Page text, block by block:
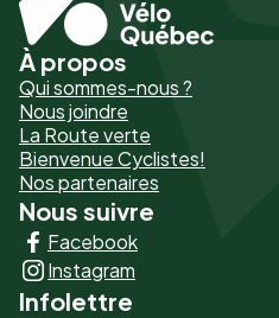
Pied
de
page
-
Liens
principaux
À propos
Qui sommes-nous ?
Nous joindre
La Route verte
Bienvenue Cyclistes!
Nos partenaires
Nous suivre
Facebook
Instagram
Infolettre